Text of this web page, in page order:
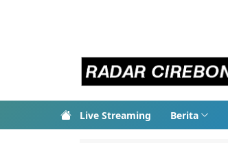
Live Streaming Berita